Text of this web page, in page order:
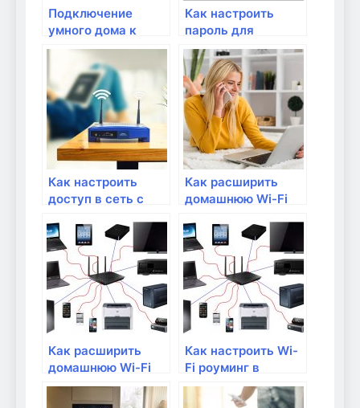
Подключение
умного дома к
роутеру: что нужно
Как настроить
пароль для
беспроводной
сети?
Как настроить
доступ в сеть с
фильтрации?
Как расширить
домашнюю Wi-Fi
репитера?
Как расширить
домашнюю Wi-Fi
сеть
Как настроить Wi-
Fi роуминг в
домашней сети